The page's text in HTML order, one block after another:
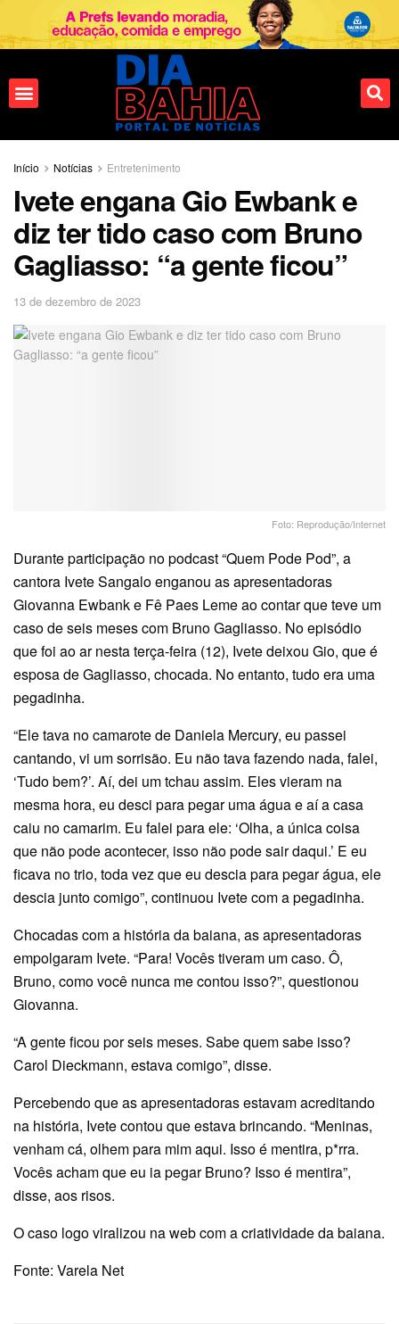
Início Notícias Entretenimento
Ivete engana Gio Ewbank e
diz ter tido caso com Bruno
Gagliasso: “a gente ficou”
13 de dezembro de 2023
Foto: Reprodução/Internet
Durante participação no podcast “Quem Pode Pod”, a
cantora Ivete Sangalo enganou as apresentadoras
Giovanna Ewbank e Fê Paes Leme ao contar que teve um
caso de seis meses com Bruno Gagliasso. No episódio
que foi ao ar nesta terça-feira (12), Ivete deixou Gio, que é
esposa de Gagliasso, chocada. No entanto, tudo era uma
pegadinha.
“Ele tava no camarote de Daniela Mercury, eu passei
cantando, vi um sorrisão. Eu não tava fazendo nada, falei,
‘Tudo bem?’. Aí, dei um tchau assim. Eles vieram na
mesma hora, eu desci para pegar uma água e aí a casa
caiu no camarim. Eu falei para ele: ‘Olha, a única coisa
que não pode acontecer, isso não pode sair daqui.’ E eu
ficava no trio, toda vez que eu descia para pegar água, ele
descia junto comigo”, continuou Ivete com a pegadinha.
Chocadas com a história da baiana, as apresentadoras
empolgaram Ivete. “Para! Vocês tiveram um caso. Ô,
Bruno, como você nunca me contou isso?”, questionou
Giovanna.
“A gente ficou por seis meses. Sabe quem sabe isso?
Carol Dieckmann, estava comigo”, disse.
Percebendo que as apresentadoras estavam acreditando
na história, Ivete contou que estava brincando. “Meninas,
venham cá, olhem para mim aqui. Isso é mentira, p*rra.
Vocês acham que eu ia pegar Bruno? Isso é mentira”,
disse, aos risos.
O caso logo viralizou na web com a criatividade da baiana.
Fonte: Varela Net